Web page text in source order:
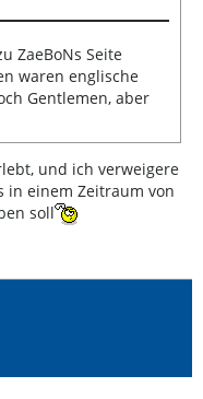
ZaeBoNs Seite
waren englische
Gentlemen, aber
und ich verweigere
in einem Zeitraum von
soll